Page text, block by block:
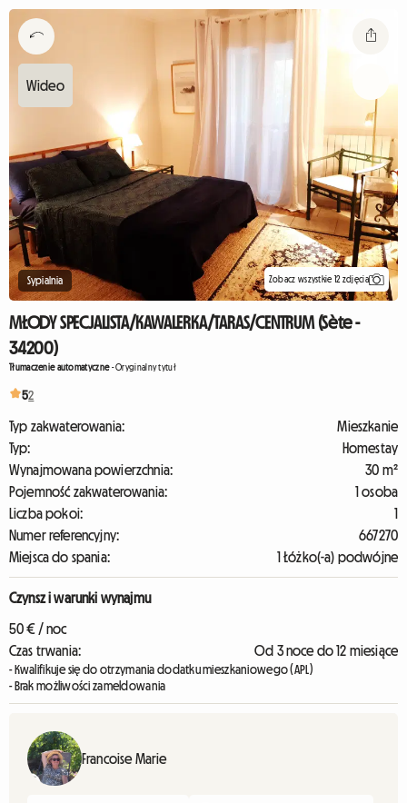
Sypialnia Zobacz wszystkie 12 zdjęcia
MŁODY SPECJALISTA/KAWALERKA/TARAS/CENTRUM (Sète -
34200)
Tłumaczenie automatyczne-Oryginalny tytuł
52
Typ zakwaterowania:
Mieszkanie
Typ:
Homestay
Wynajmowana powierzchnia:
30 m²
Pojemność zakwaterowania:
1 osoba
Liczba pokoi:
1
Numer referencyjny:
667270
Miejsca do spania:
1 Łóżko(-a) podwójne
Czynsz i warunki wynajmu
50 € / noc
Czas trwania:
Od 3 noce do 12 miesiące
- Kwalifikuje się do otrzymania dodatku mieszkaniowego (APL)
- Brak możliwości zameldowania
Francoise Marie